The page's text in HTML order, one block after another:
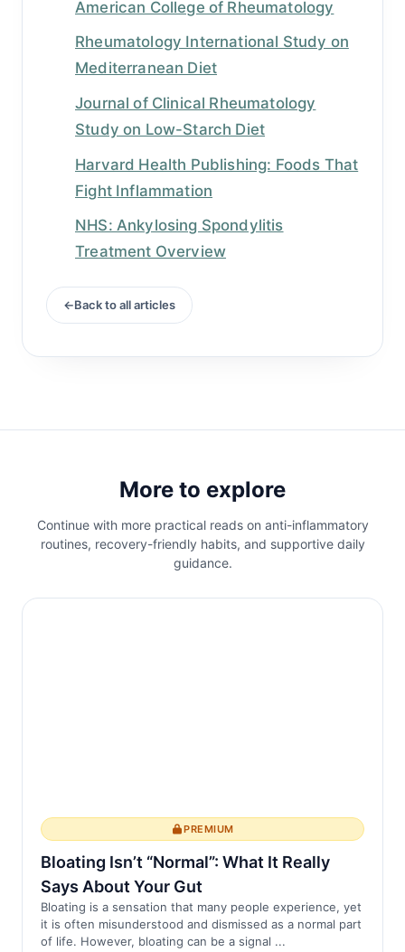
American College of Rheumatology
Rheumatology International Study on
Mediterranean Diet
Journal of Clinical Rheumatology
Study on Low-Starch Diet
Harvard Health Publishing: Foods That
Fight Inflammation
NHS: Ankylosing Spondylitis
Treatment Overview
Back to all articles
More to explore
Continue with more practical reads on anti-inflammatory
routines, recovery-friendly habits, and supportive daily
guidance.
PREMIUM
Bloating Isn’t “Normal”: What It Really
Says About Your Gut
Bloating is a sensation that many people experience, yet
it is often misunderstood and dismissed as a normal part
of life. However, bloating can be a signal ...